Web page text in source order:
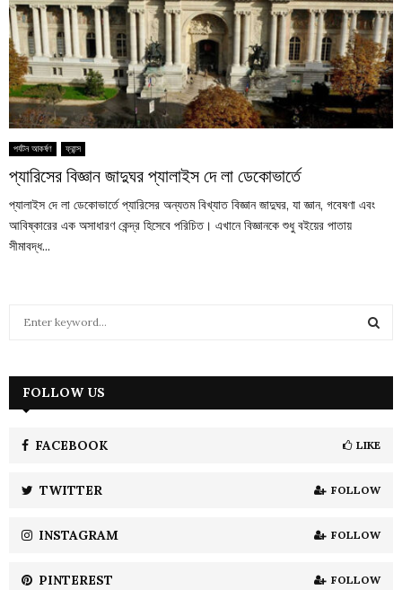
পর্যটন আকর্ষণ ফ্রান্স
প্যারিসের বিজ্ঞান জাদুঘর প্যালাইস দে লা ডেকোভার্তে
প্যালাইস দে লা ডেকোভার্তে প্যারিসের অন্যতম বিখ্যাত বিজ্ঞান জাদুঘর, যা জ্ঞান, গবেষণা এবং
আবিষ্কারের এক অসাধারণ কেন্দ্র হিসেবে পরিচিত। এখানে বিজ্ঞানকে শুধু বইয়ের পাতায়
সীমাবদ্ধ...
h
H
FOLLOW US
FACEBOOK LIKE
TWITTER FOLLOW
INSTAGRAM FOLLOW
PINTEREST FOLLOW